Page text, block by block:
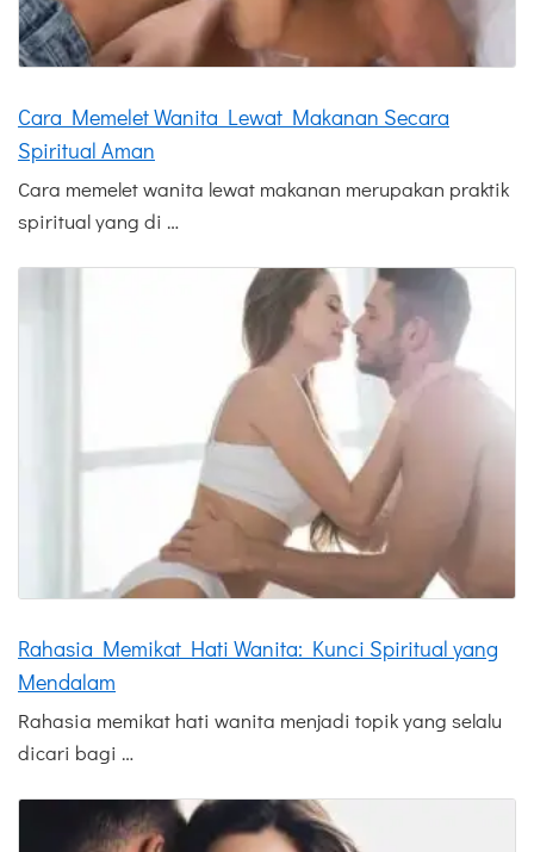
Cara Memelet Wanita Lewat Makanan Secara
Spiritual Aman
Cara memelet wanita lewat makanan merupakan praktik
spiritual yang di …
Rahasia Memikat Hati Wanita: Kunci Spiritual yang
Mendalam
Rahasia memikat hati wanita menjadi topik yang selalu
dicari bagi …